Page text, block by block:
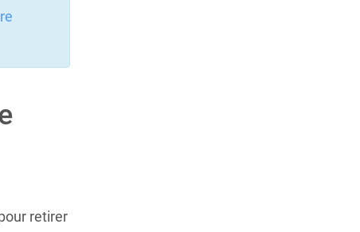
retirer